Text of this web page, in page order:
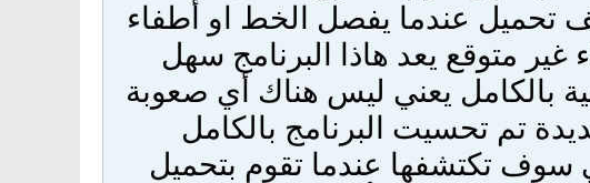
تحميل عندما يفصل الخط او أطفاء
غير متوقع يعد هاذا البرنامج سهل
بالكامل يعني ليس هناك أي صعوبة
تم تحسيت البرنامج بالكامل
سوف تكتشفها عندما تقوم بتحميل